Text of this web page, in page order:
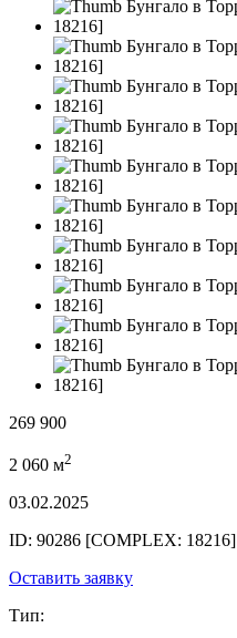
269 900
2 060 м2
03.02.2025
ID: 90286 [COMPLEX: 18216]
Оставить заявку
Тип: